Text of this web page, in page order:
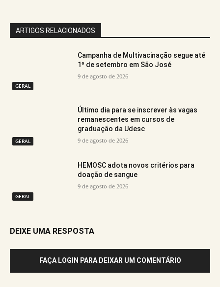
ARTIGOS RELACIONADOS
GERAL
Campanha de Multivacinação segue até
1º de setembro em São José
9 de agosto de 2026
GERAL
Último dia para se inscrever às vagas
remanescentes em cursos de
graduação da Udesc
9 de agosto de 2026
GERAL
HEMOSC adota novos critérios para
doação de sangue
9 de agosto de 2026
DEIXE UMA RESPOSTA
FAÇA LOGIN PARA DEIXAR UM COMENTÁRIO